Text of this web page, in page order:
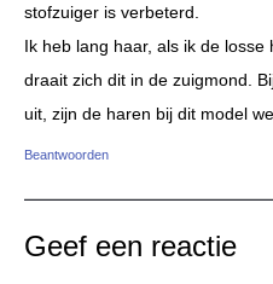
stofzuiger is verbeterd.
Ik heb lang haar, als ik de
draait zich dit in de zuigmond.
uit, zijn de haren bij dit model
Beantwoorden
Geef een reactie